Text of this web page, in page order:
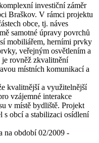
investiční záměr
Braškov. V rámci projektu
obce, tj. náves
samotné úpravy povrchů
mobiliářem, herními prvky
veřejným osvětlením a
je rovněž zkvalitnění
místních komunikací a
kvalitnější a využitelnější
vzájemné interakce
v místě bydliště. Projekt
s obcí a stabilizaci osídlení
na období 02/2009 -